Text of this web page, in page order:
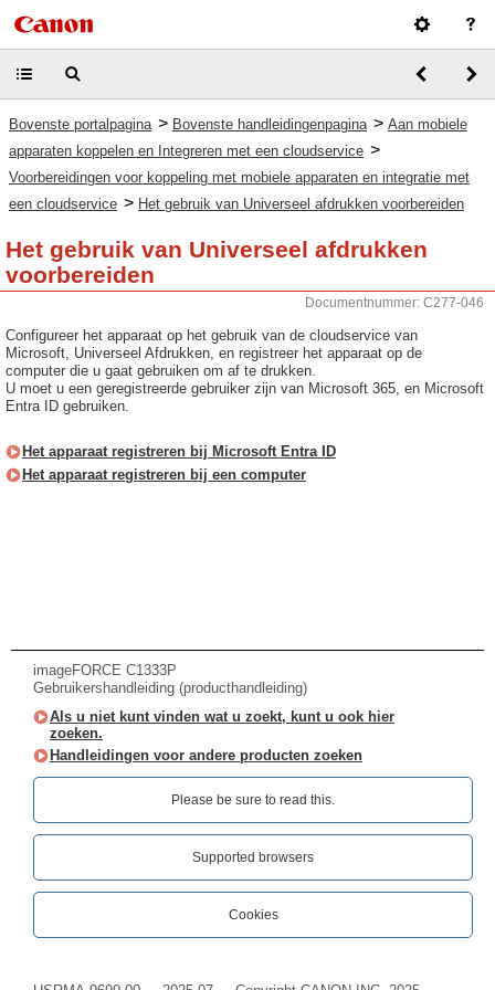
Bovenste portalpagina > Bovenste handleidingenpagina > Aan mobiele
apparaten koppelen en Integreren met een cloudservice >
Voorbereidingen voor koppeling met mobiele apparaten en integratie met
een cloudservice > Het gebruik van Universeel afdrukken voorbereiden
Het gebruik van Universeel afdrukken
voorbereiden
Documentnummer: C277-046
Configureer het apparaat op het gebruik van de cloudservice van
Microsoft, Universeel Afdrukken, en registreer het apparaat op de
computer die u gaat gebruiken om af te drukken.
U moet u een geregistreerde gebruiker zijn van Microsoft 365, en Microsoft
Entra ID gebruiken.
Het apparaat registreren bij Microsoft Entra ID
Het apparaat registreren bij een computer
imageFORCE C1333P
Gebruikershandleiding (producthandleiding)
Als u niet kunt vinden wat u zoekt, kunt u ook hier
zoeken.
Handleidingen voor andere producten zoeken
Please be sure to read this.‎
Supported browsers
Cookies